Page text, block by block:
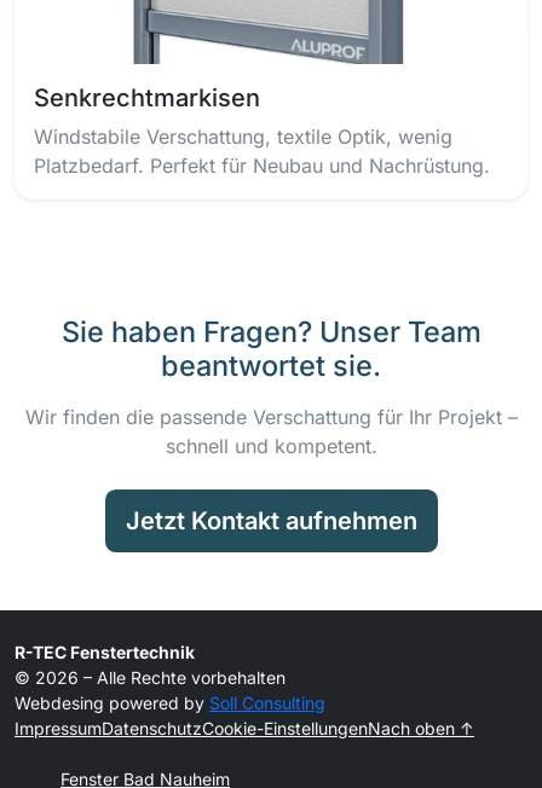
Senkrechtmarkisen
Windstabile Verschattung, textile Optik, wenig
Platzbedarf. Perfekt für Neubau und Nachrüstung.
Sie haben Fragen? Unser Team
beantwortet sie.
Wir finden die passende Verschattung für Ihr Projekt –
schnell und kompetent.
Jetzt Kontakt aufnehmen
R-TEC Fenstertechnik
© 2026 – Alle Rechte vorbehalten
Webdesing powered by Soll Consulting
ImpressumDatenschutzCookie-EinstellungenNach oben ↑
Fenster Bad Nauheim